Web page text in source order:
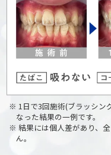
※ 1日で3回施術(ブラッシン
なった結果の一例です。
※ 結果には個人差があり、
ん。